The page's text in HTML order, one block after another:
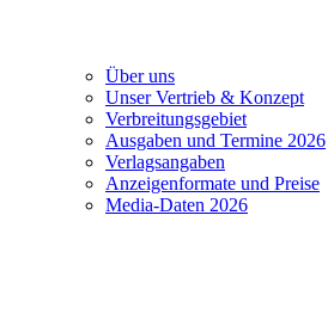
Über uns
Unser Vertrieb & Konzept
Verbreitungsgebiet
Ausgaben und Termine 2026
Verlagsangaben
Anzeigenformate und Preise
Media-Daten 2026